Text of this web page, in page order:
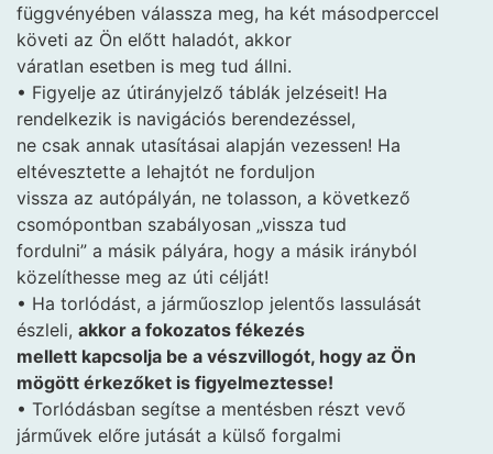
függvényében válassza meg, ha két másodperccel
követi az Ön előtt haladót, akkor
váratlan esetben is meg tud állni.
• Figyelje az útirányjelző táblák jelzéseit! Ha
rendelkezik is navigációs berendezéssel,
ne csak annak utasításai alapján vezessen! Ha
eltévesztette a lehajtót ne forduljon
vissza az autópályán, ne tolasson, a következő
csomópontban szabályosan „vissza tud
fordulni” a másik pályára, hogy a másik irányból
közelíthesse meg az úti célját!
• Ha torlódást, a járműoszlop jelentős lassulását
észleli, akkor a fokozatos fékezés
mellett kapcsolja be a vészvillogót, hogy az Ön
mögött érkezőket is figyelmeztesse!
• Torlódásban segítse a mentésben részt vevő
járművek előre jutását a külső forgalmi